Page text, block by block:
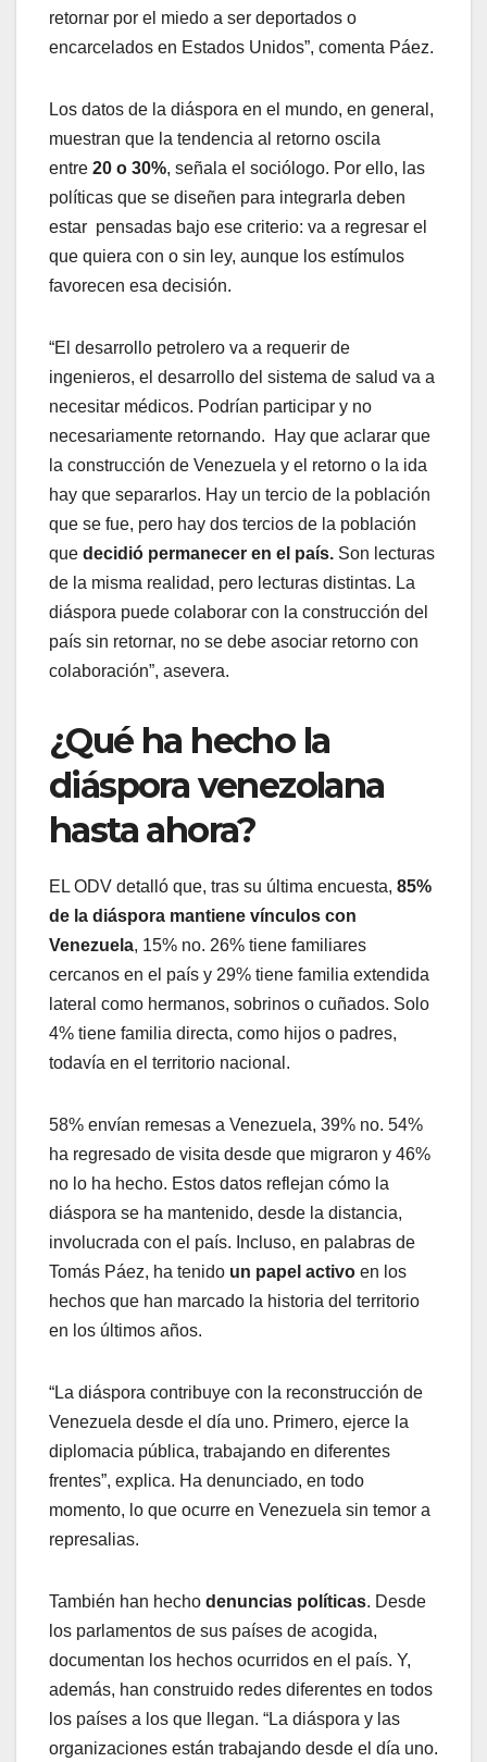
retornar por el miedo a ser deportados o
encarcelados en Estados Unidos”, comenta Páez.
Los datos de la diáspora en el mundo, en general,
muestran que la tendencia al retorno oscila
entre 20 o 30%, señala el sociólogo. Por ello, las
políticas que se diseñen para integrarla deben
estar pensadas bajo ese criterio: va a regresar el
que quiera con o sin ley, aunque los estímulos
favorecen esa decisión.
“El desarrollo petrolero va a requerir de
ingenieros, el desarrollo del sistema de salud va a
necesitar médicos. Podrían participar y no
necesariamente retornando. Hay que aclarar que
la construcción de Venezuela y el retorno o la ida
hay que separarlos. Hay un tercio de la población
que se fue, pero hay dos tercios de la población
que decidió permanecer en el país. Son lecturas
de la misma realidad, pero lecturas distintas. La
diáspora puede colaborar con la construcción del
país sin retornar, no se debe asociar retorno con
colaboración”, asevera.
¿Qué ha hecho la
diáspora venezolana
hasta ahora?
EL ODV detalló que, tras su última encuesta, 85%
de la diáspora mantiene vínculos con
Venezuela, 15% no. 26% tiene familiares
cercanos en el país y 29% tiene familia extendida
lateral como hermanos, sobrinos o cuñados. Solo
4% tiene familia directa, como hijos o padres,
todavía en el territorio nacional.
58% envían remesas a Venezuela, 39% no. 54%
ha regresado de visita desde que migraron y 46%
no lo ha hecho. Estos datos reflejan cómo la
diáspora se ha mantenido, desde la distancia,
involucrada con el país. Incluso, en palabras de
Tomás Páez, ha tenido un papel activo en los
hechos que han marcado la historia del territorio
en los últimos años.
“La diáspora contribuye con la reconstrucción de
Venezuela desde el día uno. Primero, ejerce la
diplomacia pública, trabajando en diferentes
frentes”, explica. Ha denunciado, en todo
momento, lo que ocurre en Venezuela sin temor a
represalias.
También han hecho denuncias políticas. Desde
los parlamentos de sus países de acogida,
documentan los hechos ocurridos en el país. Y,
además, han construido redes diferentes en todos
los países a los que llegan. “La diáspora y las
organizaciones están trabajando desde el día uno.